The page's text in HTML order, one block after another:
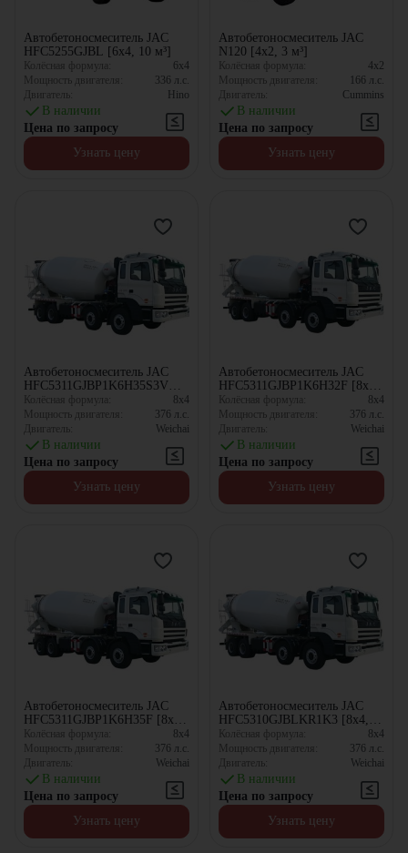
Автобетоносмеситель JAC
HFC5255GJBL [6x4, 10 м³]
Колёсная формула:
6x4
Мощность двигателя:
336 л.с.
Двигатель:
Hino
В наличии
Цена по запросу
Узнать цену
Автобетоносмеситель JAC
N120 [4x2, 3 м³]
Колёсная формула:
4x2
Мощность двигателя:
166 л.с.
Двигатель:
Cummins
В наличии
Цена по запросу
Узнать цену
Автобетоносмеситель JAC
HFC5311GJBP1K6H35S3V
[8x4, 12 м³]
Колёсная формула:
8x4
Мощность двигателя:
376 л.с.
Двигатель:
Weichai
В наличии
Цена по запросу
Узнать цену
Автобетоносмеситель JAC
HFC5311GJBP1K6H32F [8x4,
12 м³]
Колёсная формула:
8x4
Мощность двигателя:
376 л.с.
Двигатель:
Weichai
В наличии
Цена по запросу
Узнать цену
Автобетоносмеситель JAC
HFC5311GJBP1K6H35F [8x4,
10.67 м³]
Колёсная формула:
8x4
Мощность двигателя:
376 л.с.
Двигатель:
Weichai
В наличии
Цена по запросу
Узнать цену
Автобетоносмеситель JAC
HFC5310GJBLKR1K3 [8x4,
10 м³]
Колёсная формула:
8x4
Мощность двигателя:
376 л.с.
Двигатель:
Weichai
В наличии
Цена по запросу
Узнать цену